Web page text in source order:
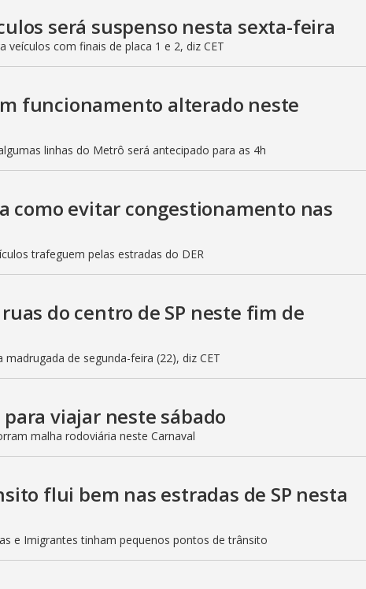
será suspenso nesta sexta-feira
veículos com finais de placa 1 e 2, diz CET
funcionamento alterado neste
linhas do Metrô será antecipado para as 4h
como evitar congestionamento nas
trafeguem pelas estradas do DER
do centro de SP neste fim de
de segunda-feira (22), diz CET
viajar neste sábado
malha rodoviária neste Carnaval
flui bem nas estradas de SP nesta
e Imigrantes tinham pequenos pontos de trânsito